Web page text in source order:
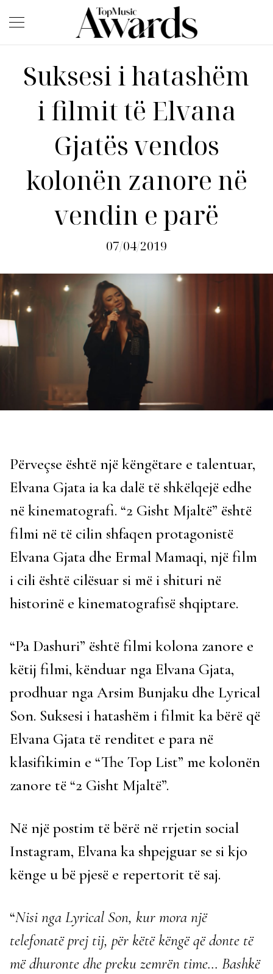
Suksesi i hatashëm
i filmit të Elvana
Gjatës vendos
kolonën zanore në
vendin e parë
07/04/2019
Përveçse është një këngëtare e talentuar,
Elvana Gjata ia ka dalë të shkëlqejë edhe
në kinematografi. “2 Gisht Mjaltë” është
filmi në të cilin shfaqen protagonistë
Elvana Gjata dhe Ermal Mamaqi, një film
i cili është cilësuar si më i shituri në
historinë e kinematografisë shqiptare.
“Pa Dashuri” është filmi kolona zanore e
këtij filmi, kënduar nga Elvana Gjata,
prodhuar nga Arsim Bunjaku dhe Lyrical
Son. Suksesi i hatashëm i filmit ka bërë që
Elvana Gjata të renditet e para në
klasifikimin e “The Top List” me kolonën
zanore të “2 Gisht Mjaltë”.
Në një postim të bërë në rrjetin social
Instagram, Elvana ka shpejguar se si kjo
kënge u bë pjesë e repertorit të saj.
“Nisi nga Lyrical Son, kur mora një
telefonatë prej tij, për këtë këngë që donte të
më dhuronte dhe preku zemrën time… Bashkë